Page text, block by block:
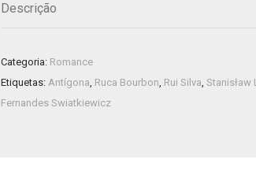
Descrição
Categoria: Romance
Etiquetas: Antígona, Ruca Bourbon, Rui Silva, Stanisław
Fernandes Swiatkiewicz